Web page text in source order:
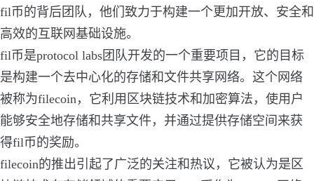
fil币的背后团队，他们致力于构建一个更加开放、安全和
高效的互联网基础设施。
fil币是protocol labs团队开发的一个重要项目，它的目标
是构建一个去中心化的存储和文件共享网络。这个网络
被称为filecoin，它利用区块链技术和加密算法，使用户
能够安全地存储和共享文件，并通过提供存储空间来获
得fil币的奖励。
filecoin的推出引起了广泛的关注和热议，它被认为是区